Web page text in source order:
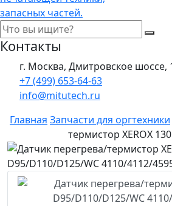
Контакты
г. Москва, Дмитровское шоссе,
+7 (499) 653-64-63
info@mitutech.ru
Главная Запчасти для оргтехники
термистор XEROX